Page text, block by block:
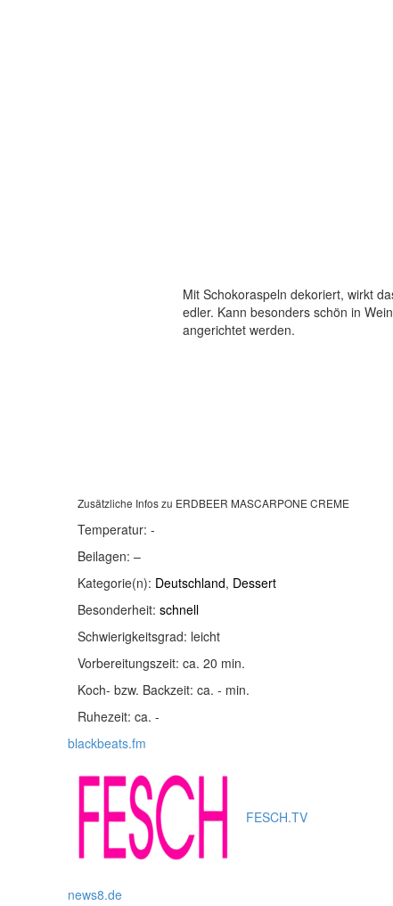
Mit Schokoraspeln dekoriert, wirkt
edler. Kann besonders schön in
angerichtet werden.
Zusätzliche Infos zu ERDBEER MASCARPONE CREME
Temperatur: -
Beilagen: –
Kategorie(n): Deutschland, Dessert
Besonderheit: schnell
Schwierigkeitsgrad: leicht
Vorbereitungszeit: ca. 20 min.
Koch- bzw. Backzeit: ca. - min.
Ruhezeit: ca. -
blackbeats.fm
FESCH.TV
news8.de